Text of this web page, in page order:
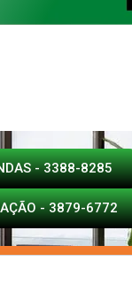
- 3388-8285
- 3879-6772